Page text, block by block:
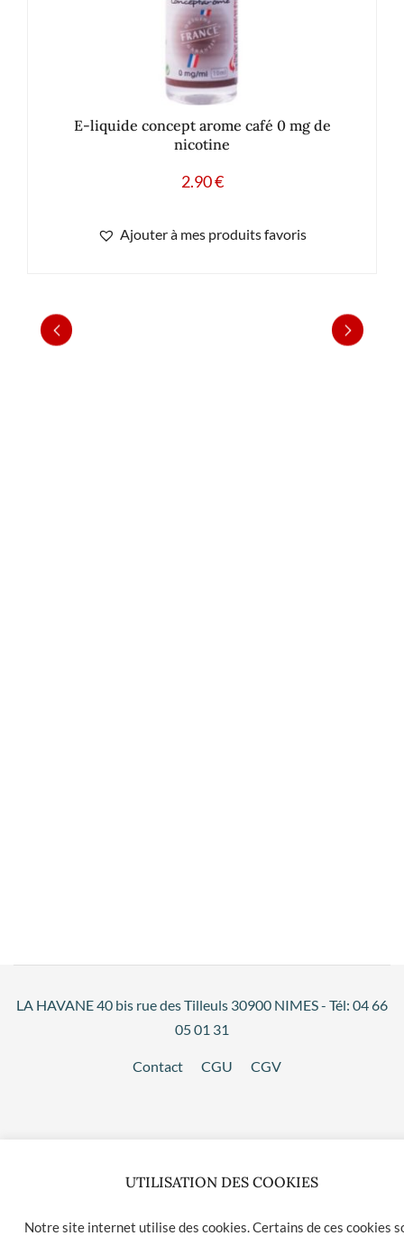
E-liquide concept arome café 0 mg de
nicotine
2.90€
Ajouter à mes produits favoris
LA HAVANE 40 bis rue des Tilleuls 30900 NIMES - Tél: 04 66
05 01 31
Contact CGU CGV
UTILISATION DES COOKIES
Notre site internet utilise des cookies. Certains de ces cookies